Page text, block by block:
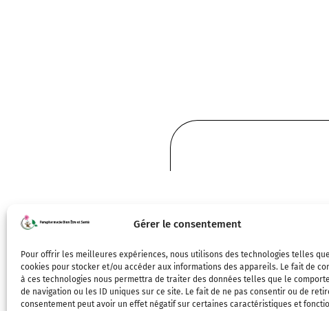
Gérer le consentement
Pour offrir les meilleures expériences, nous utilisons des technologies telles
cookies pour stocker et/ou accéder aux informations des appareils. Le fait de
à ces technologies nous permettra de traiter des données telles que le
de navigation ou les ID uniques sur ce site. Le fait de ne pas consentir ou de
consentement peut avoir un effet négatif sur certaines caractéristiques et